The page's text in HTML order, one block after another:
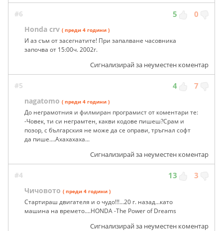
#6 5 0
Honda crv ( преди 4 години )
И аз съм от засегнатите! При запалване часовника
започва от 15:00ч. 2002г.
Сигнализирай за неуместен коментар
#5 4 7
nagatomo ( преди 4 години )
До неграмотния и филмиран програмист от коментари те:
-Човек, ти си неграмтен, какви кодове пишеш?Срам и
позор, с българския не може да се оправи, тръгнал софт
да пише....Ахахахаха...
Сигнализирай за неуместен коментар
#4 13 3
Чичовото ( преди 4 години )
Стартираш двигателя и о чудо!!!...20 г. назад...като
машина на времето....HONDA -The Power of Dreams
Сигнализирай за неуместен коментар